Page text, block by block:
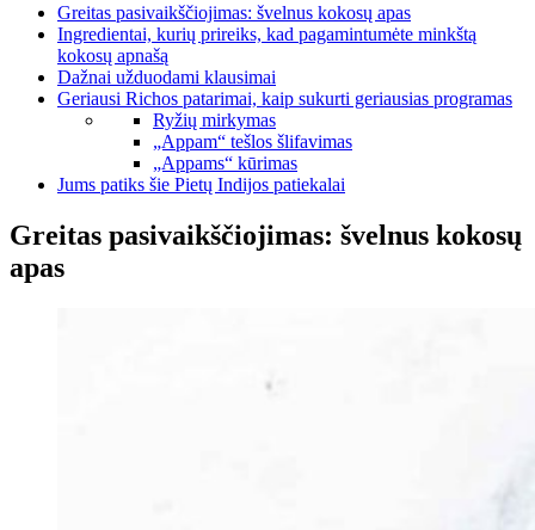
Greitas pasivaikščiojimas: švelnus kokosų apas
Ingredientai, kurių prireiks, kad pagamintumėte minkštą
kokosų apnašą
Dažnai užduodami klausimai
Geriausi Richos patarimai, kaip sukurti geriausias programas
Ryžių mirkymas
„Appam“ tešlos šlifavimas
„Appams“ kūrimas
Jums patiks šie Pietų Indijos patiekalai
Greitas pasivaikščiojimas: švelnus kokosų
apas